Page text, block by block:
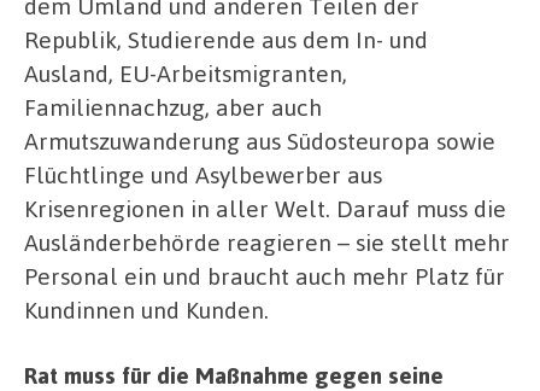
Republik, Studierende aus dem In- und
Ausland, EU-Arbeitsmigranten,
Familiennachzug, aber auch
Armutszuwanderung aus Südosteuropa sowie
Flüchtlinge und Asylbewerber aus
Krisenregionen in aller Welt. Darauf muss die
Ausländerbehörde reagieren – sie stellt mehr
Personal ein und braucht auch mehr Platz für
Kundinnen und Kunden.
Rat muss für die Maßnahme gegen seine